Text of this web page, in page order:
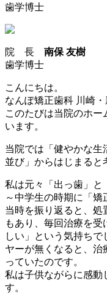
歯学博士
院 長 南保 友樹
歯学博士
こんにちは。
なんぽ矯正歯科 川崎
このたびは当院のホ
います。
当院では「健やかな
並び」からはじまると
私は元々「出っ歯」と
～中学生の時期に「矯
当時を振り返ると、処
もあり、毎回治療を
しい」という気持ち
ヤーが無くなると、治
っていたのです。
私は子供ながらに感動
す。